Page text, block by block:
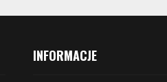
INFORMACJE